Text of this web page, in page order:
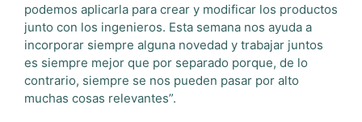
podemos aplicarla para crear y modificar los productos
junto con los ingenieros. Esta semana nos ayuda a
incorporar siempre alguna novedad y trabajar juntos
es siempre mejor que por separado porque, de lo
contrario, siempre se nos pueden pasar por alto
muchas cosas relevantes”.